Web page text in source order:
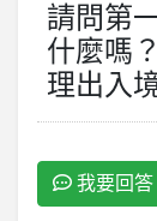
請問第
什麼嗎
理出入
我要回答